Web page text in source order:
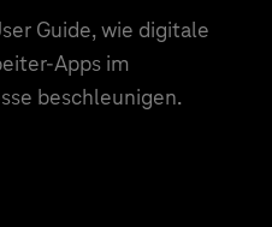
Guide, wie digitale
Apps im
beschleunigen.